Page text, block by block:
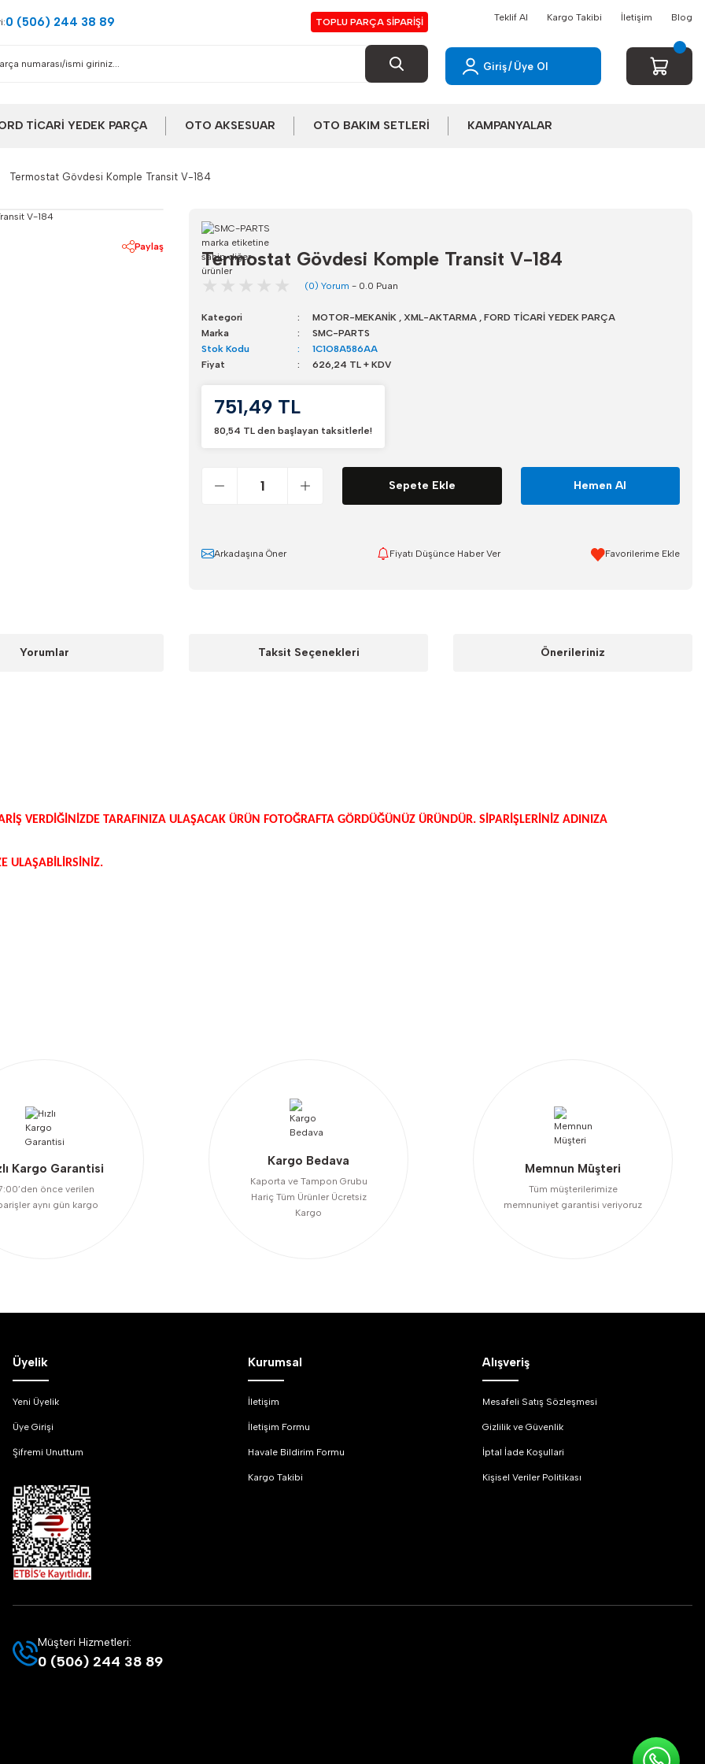
0 (506) 244 38 89 TOPLU PARÇA SİPARİŞİ Teklif Al Kargo Takibi İletişim Blog
Giriş/ Üye Ol
TİCARİ YEDEK PARÇA OTO AKSESUAR OTO BAKIM SETLERİ KAMPANYALAR
Termostat Gövdesi Komple Transit V-184
Paylaş
Termostat Gövdesi Komple Transit V-184
(0) Yorum - 0.0 Puan
Kategori MOTOR-MEKANİK , XML-AKTARMA , FORD TİCARİ YEDEK PARÇA
Marka
SMC-PARTS
Stok Kodu
1C1O8A586AA
Fiyat
626,24 TL + KDV
751,49 TL
80,54 TL den başlayan taksitlerle!
Sepete Ekle Hemen Al
Arkadaşına Öner Fiyatı Düşünce Haber Ver
Yorumlar Taksit Seçenekleri Önerileriniz
VERDİĞİNİZDE TARAFINIZA ULAŞACAK ÜRÜN FOTOĞRAFTA GÖRDÜĞÜNÜZ ÜRÜNDÜR. SİPARİŞLERİNİZ ADINIZA
ULAŞABİLİRSİNİZ.
Kargo Garantisi
önce verilen
aynı gün kargo
Kargo Bedava
Kaporta ve Tampon Grubu
Hariç Tüm Ürünler Ücretsiz
Kargo
Memnun Müşteri
Tüm müşterilerimize
memnuniyet garantisi veriyoruz
Üyelik
Yeni Üyelik
Üye Girişi
Şifremi Unuttum
Kurumsal
İletişim
İletişim Formu
Havale Bildirim Formu
Kargo Takibi
Alışveriş
Mesafeli Satış Sözleşmesi
Gizlilik ve Güvenlik
İptal İade Koşullari
Kişisel Veriler Politikası
Müşteri Hizmetleri:
0 (506) 244 38 89